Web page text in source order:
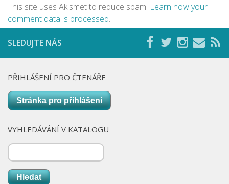
This site uses Akismet to reduce spam. Learn how your
comment data is processed.
SLEDUJTE NÁS
PŘIHLÁŠENÍ PRO ČTENÁŘE
Stránka pro přihlášení
VYHLEDÁVÁNÍ V KATALOGU
Hledat